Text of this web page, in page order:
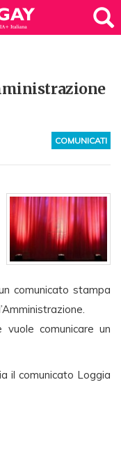
COMUNICATI
comunicato stampa
vuole comunicare un
il comunicato Loggia